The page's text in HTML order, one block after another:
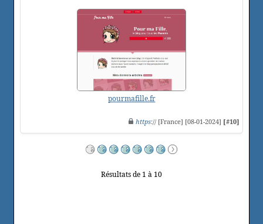
pourmafille.fr
https:// [France] [08-01-2024] [#10]
Résultats de 1 à 10